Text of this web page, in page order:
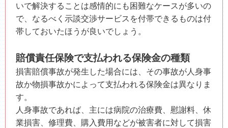
いで解決することは感情的にも困難なケースが多いの
で、なるべく示談交渉サービスを付帯できるものは付
帯しておいたほうが良いでしょう。
賠償責任保険で支払われる保険金の種類
損害賠償事故が発生した場合には、その事故が人身事
故か物損事故かによって支払われる保険金は異なりま
す。
人身事故であれば、主には病院の治療費、慰謝料、休
業損害、修理費、購入費用などが被害者に対して損害